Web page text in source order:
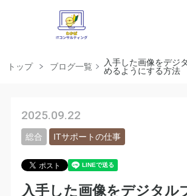
トップ ブログ一覧
入手した画像をデジ
めるようにする方法
2025.09.22
総合 ITサポートの仕事
入手した画像をデジタル